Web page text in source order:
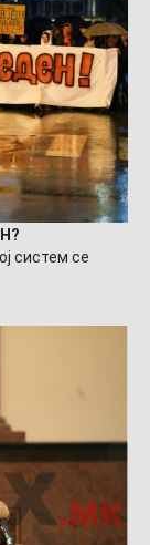
систем се